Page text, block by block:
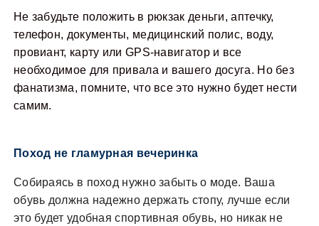
Не забудьте положить в рюкзак деньги, аптечку,
телефон, документы, медицинский полис, воду,
провиант, карту или GPS-навигатор и все
необходимое для привала и вашего досуга. Но без
фанатизма, помните, что все это нужно будет нести
самим.
Поход не гламурная вечеринка
Собираясь в поход нужно забыть о моде. Ваша
обувь должна надежно держать стопу, лучше если
это будет удобная спортивная обувь, но никак не